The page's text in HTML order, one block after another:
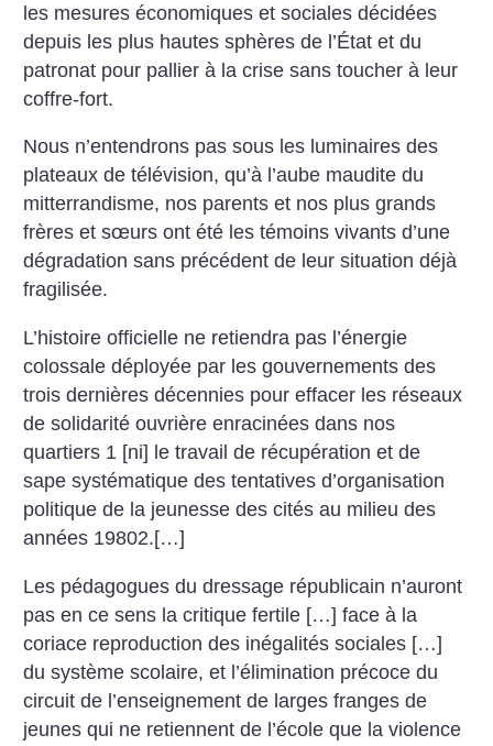
les mesures économiques et sociales décidées
depuis les plus hautes sphères de l’État et du
patronat pour pallier à la crise sans toucher à leur
coffre-fort.
Nous n’entendrons pas sous les luminaires des
plateaux de télévision, qu’à l’aube maudite du
mitterrandisme, nos parents et nos plus grands
frères et sœurs ont été les témoins vivants d’une
dégradation sans précédent de leur situation déjà
fragilisée.
L’histoire officielle ne retiendra pas l’énergie
colossale déployée par les gouvernements des
trois dernières décennies pour effacer les réseaux
de solidarité ouvrière enracinées dans nos
quartiers 1 [ni] le travail de récupération et de
sape systématique des tentatives d’organisation
politique de la jeunesse des cités au milieu des
années 19802.[…]
Les pédagogues du dressage républicain n’auront
pas en ce sens la critique fertile […] face à la
coriace reproduction des inégalités sociales […]
du système scolaire, et l’élimination précoce du
circuit de l’enseignement de larges franges de
jeunes qui ne retiennent de l’école que la violence